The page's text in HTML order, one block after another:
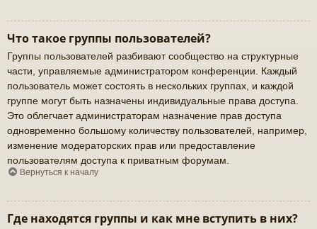
Что такое группы пользователей?
Группы пользователей разбивают сообщество на структурные
части, управляемые администратором конференции. Каждый
пользователь может состоять в нескольких группах, и каждой
группе могут быть назначены индивидуальные права доступа.
Это облегчает администраторам назначение прав доступа
одновременно большому количеству пользователей, например,
изменение модераторских прав или предоставление
пользователям доступа к приватным форумам.
Вернуться к началу
Где находятся группы и как мне вступить в них?